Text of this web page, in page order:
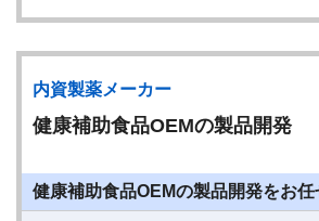
内資製薬メーカー
健康補助食品OEMの製品開発
健康補助食品OEMの製品開発をお任